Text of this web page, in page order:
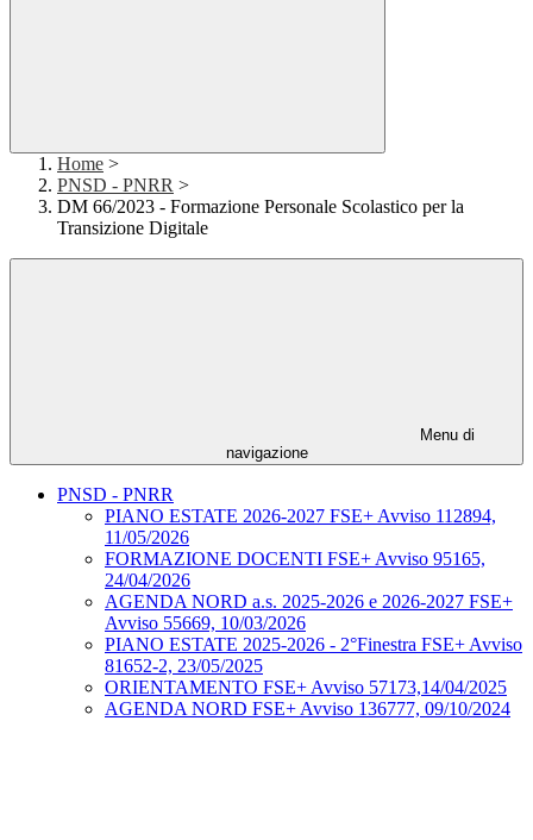
Home >
PNSD - PNRR >
DM 66/2023 - Formazione Personale Scolastico per la
Transizione Digitale
Menu di
navigazione
PNSD - PNRR
PIANO ESTATE 2026-2027 FSE+ Avviso 112894,
11/05/2026
FORMAZIONE DOCENTI FSE+ Avviso 95165,
24/04/2026
AGENDA NORD a.s. 2025-2026 e 2026-2027 FSE+
Avviso 55669, 10/03/2026
PIANO ESTATE 2025-2026 - 2°Finestra FSE+ Avviso
81652-2, 23/05/2025
ORIENTAMENTO FSE+ Avviso 57173,14/04/2025
AGENDA NORD FSE+ Avviso 136777, 09/10/2024